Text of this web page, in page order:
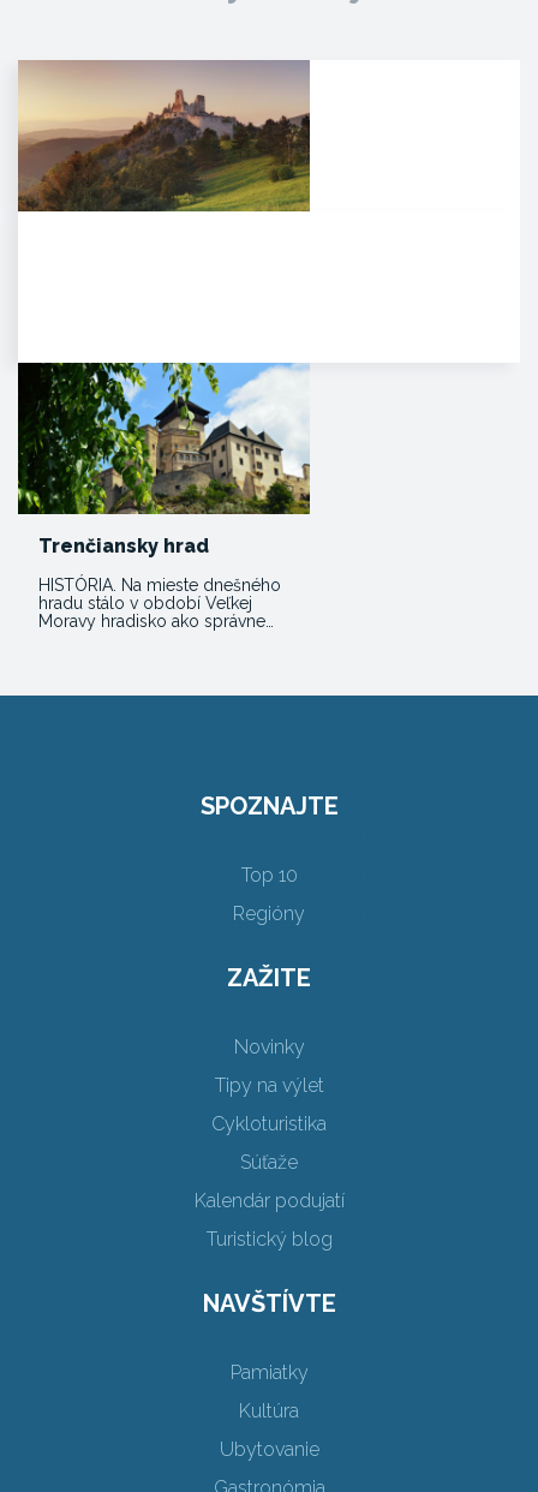
Trenčiansky hrad
HISTÓRIA. Na mieste dnešného
hradu stálo v období Veľkej
Moravy hradisko ako správne…
SPOZNAJTE
Top 10
Regióny
ZAŽITE
Novinky
Tipy na výlet
Cykloturistika
Súťaže
Kalendár podujatí
Turistický blog
NAVŠTÍVTE
Pamiatky
Kultúra
Ubytovanie